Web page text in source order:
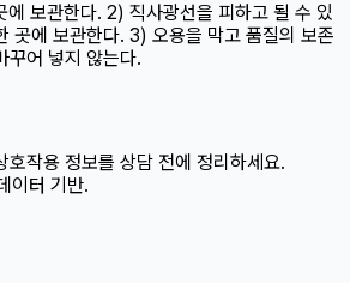
에 보관한다. 2) 직사광선을 피하고 될 수 있
곳에 보관한다. 3) 오용을 막고 품질의 보존
꾸어 넣지 않는다.
호작용 정보를 상담 전에 정리하세요.
이터 기반.